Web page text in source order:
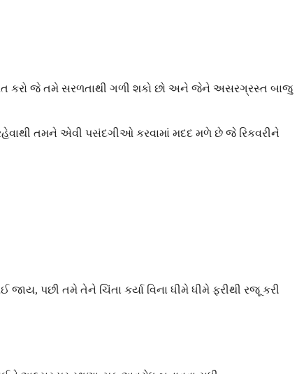
કરો જે તમે સરળતાથી ગળી શકો છો અને જેને અસરગ્રસ્ત બાજુ
તમને એવી પસંદગીઓ કરવામાં મદદ મળે છે જે રિકવરીને
પછી તમે તેને ચિંતા કર્યા વિના ધીમે ધીમે ફરીથી રજૂ કરી